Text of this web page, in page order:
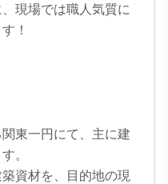
現場では職人気質に
！
東一円にて、主に建
。
資材を、目的地の現